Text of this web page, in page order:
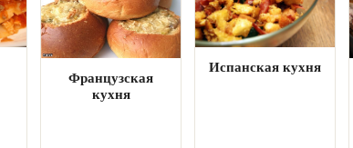
Французская
кухня
Испанская кухня